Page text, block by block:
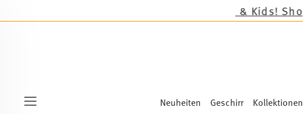
Neuheiten Geschirr Kollektionen